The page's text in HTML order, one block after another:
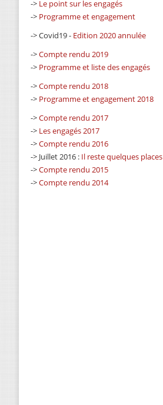
-> Le point sur les engagés
-> Programme et engagement
-> Covid19 - Edition 2020 annulée
->Compte rendu 2019
-> Programme et liste des engagés
->Compte rendu 2018
-> Programme et engagement 2018
->Compte rendu 2017
-> Les engagés 2017
->Compte rendu 2016
-> Juillet 2016 : Il reste quelques places
->Compte rendu 2015
->Compte rendu 2014